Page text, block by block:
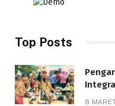
Top Posts
8